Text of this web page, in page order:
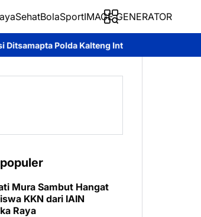
SehatBolaSportIMAGE GENERATOR
Intensifkan Patroli Harkamtibmas
Mura Sambut Hangat
KKN dari IAIN
Raya